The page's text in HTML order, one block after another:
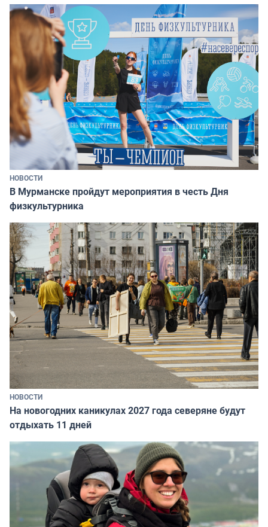
НОВОСТИ
В Мурманске пройдут мероприятия в честь Дня
физкультурника
НОВОСТИ
На новогодних каникулах 2027 года северяне будут
отдыхать 11 дней